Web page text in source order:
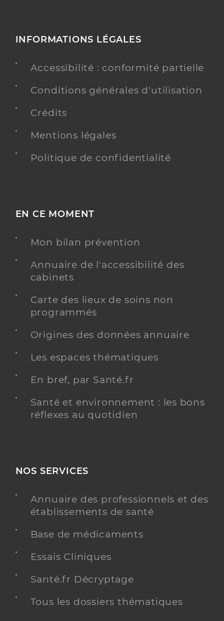
INFORMATIONS LÉGALES
Accessibilité : conformité partielle
Conditions générales d'utilisation
Crédits
Mentions légales
Politique de confidentialité
EN CE MOMENT
Mon bilan prévention
Annuaire de l'accessibilité des
cabinets
Carte des lieux de soins non
programmés
Origines des données annuaire
Les espaces thématiques
En bref, par Santé.fr
Santé et environnement : les bons
réflexes au quotidien
NOS SERVICES
Annuaire des professionnels et des
établissements de santé
Base de médicaments
Essais Cliniques
Santé.fr Décryptage
Tous les dossiers thématiques